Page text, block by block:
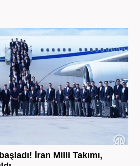
İran Milli Takımı,